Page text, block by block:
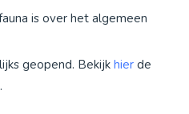
is over het algemeen
geopend. Bekijk hier de